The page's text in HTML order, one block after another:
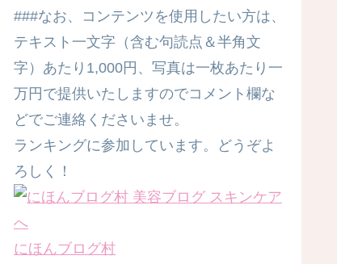
###なお、コンテンツを使用したい方は、
テキスト一文字（含む句読点＆半角文
字）あたり1,000円、写真は一枚あたり一
万円で提供いたしますのでコメント欄な
どでご連絡くださいませ。
ランキングに参加しています。どうぞよ
ろしく！
にほんブログ村